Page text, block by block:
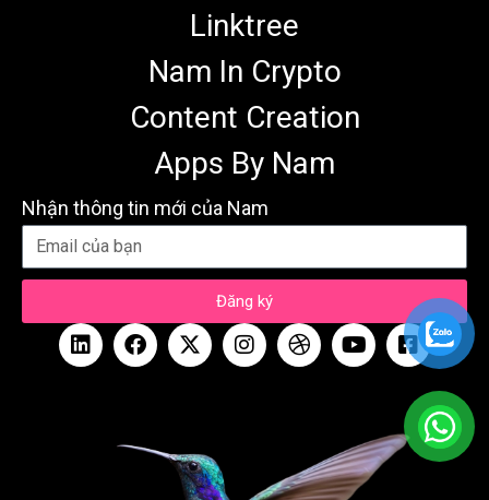
Linktree
Nam In Crypto
Content Creation
Apps By Nam
Nhận thông tin mới của Nam
Đăng ký